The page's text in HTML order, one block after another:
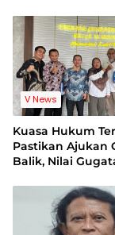
V News
Kuasa Hukum
Pastikan Ajukan
Balik, Nilai
Legal Standing